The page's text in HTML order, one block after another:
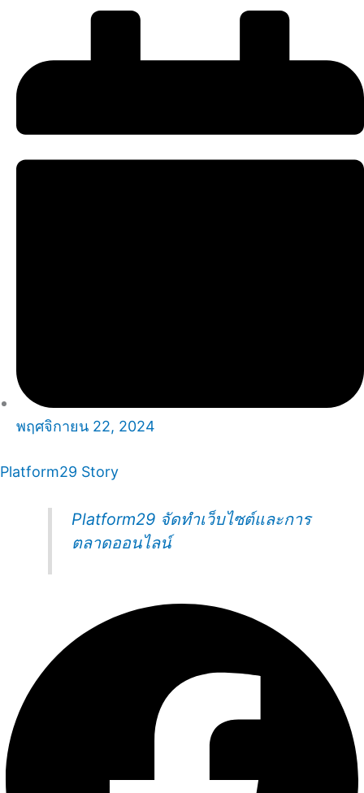
พฤศจิกายน 22, 2024
Platform29 Story
Platform29 จัดทำเว็บไซต์และการ
ตลาดออนไลน์